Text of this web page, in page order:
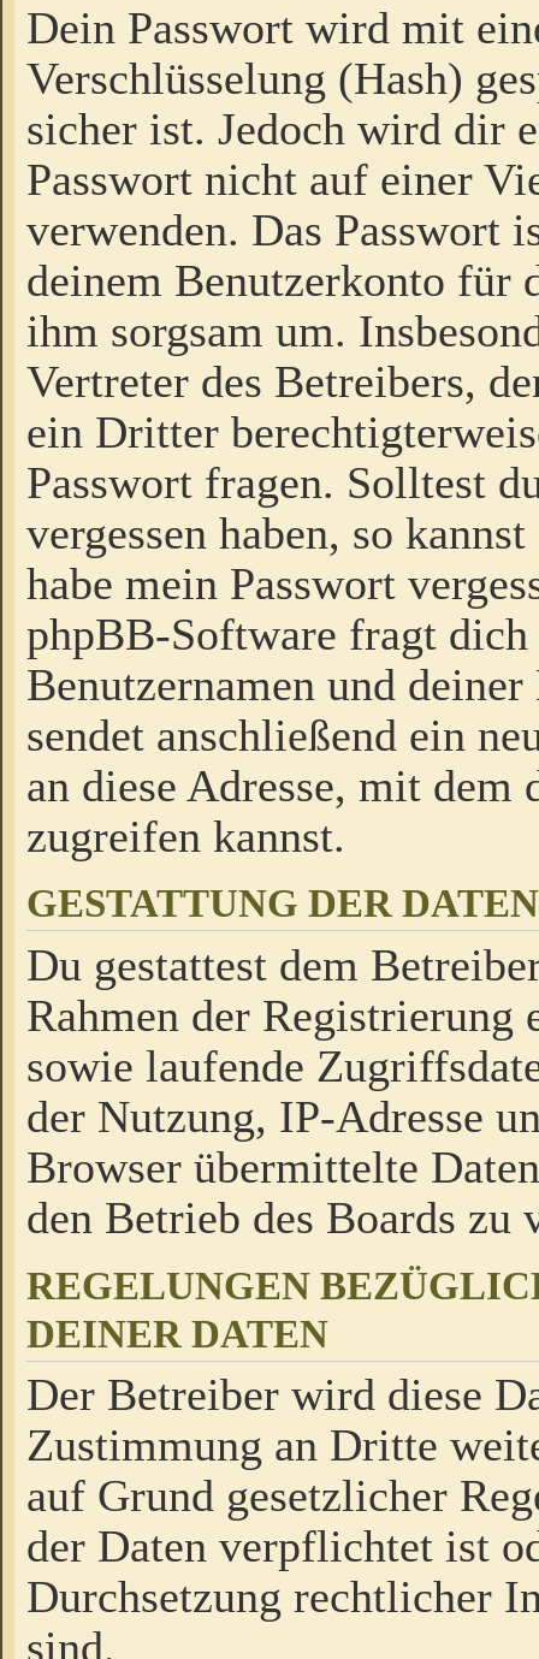
Dein Passwort wird mit
Verschlüsselung (Hash)
sicher ist. Jedoch wird dir
Passwort nicht auf einer
verwenden. Das Passwort
deinem Benutzerkonto für
ihm sorgsam um.
Vertreter des Betreibers,
ein Dritter
Passwort fragen. Solltest
vergessen haben, so
habe mein Passwort
phpBB-Software fragt dich
Benutzernamen und
sendet anschließend ein
an diese Adresse, mit dem
zugreifen kannst.
GESTATTUNG DER
Du gestattest dem
Rahmen der Registrierung
sowie laufende
der Nutzung, IP-Adresse
Browser übermittelte
den Betrieb des Boards zu
REGELUNGEN
DEINER DATEN
Der Betreiber wird diese
Zustimmung an Dritte
auf Grund gesetzlicher
der Daten verpflichtet ist
Durchsetzung rechtlicher
sind.